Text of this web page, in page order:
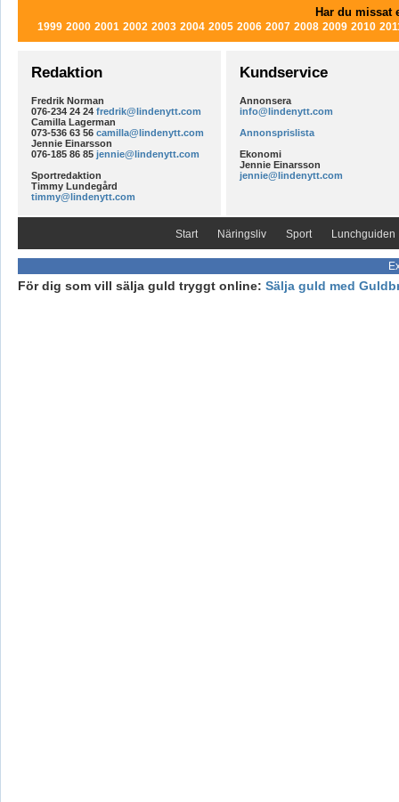
Har du missat
1999 2000 2001 2002 2003 2004 2005 2006 2007 2008 2009 2010
Redaktion
Fredrik Norman
076-234 24 24 fredrik@lindenytt.com
Camilla Lagerman
073-536 63 56 camilla@lindenytt.com
Jennie Einarsson
076-185 86 85 jennie@lindenytt.com
Sportredaktion
Timmy Lundegård
timmy@lindenytt.com
Kundservice
Annonsera
info@lindenytt.com
Annonsprislista
Ekonomi
Jennie Einarsson
jennie@lindenytt.com
Start Näringsliv Sport Lunchguiden
För dig som vill sälja guld tryggt online: Sälja guld med